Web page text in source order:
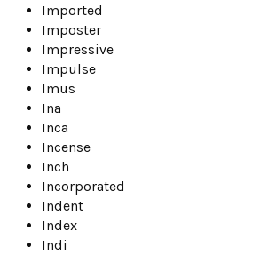
Imported
Imposter
Impressive
Impulse
Imus
Ina
Inca
Incense
Inch
Incorporated
Indent
Index
Indi